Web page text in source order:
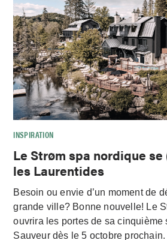
INSPIRATION
Le Strøm spa nordique
les Laurentides
Besoin ou envie d’un moment de
grande ville? Bonne nouvelle! Le
ouvrira les portes de sa cinquième
Sauveur dès le 5 octobre